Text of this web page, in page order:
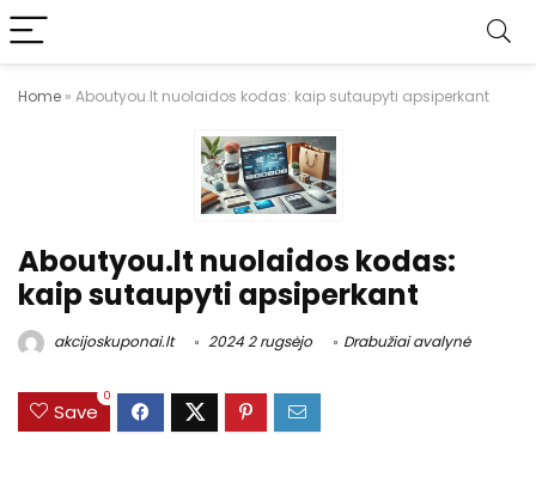
Home » Aboutyou.lt nuolaidos kodas: kaip sutaupyti apsiperkant
Aboutyou.lt nuolaidos kodas:
kaip sutaupyti apsiperkant
akcijoskuponai.lt 2024 2 rugsėjo Drabužiai avalynė
Save
0